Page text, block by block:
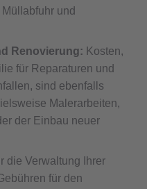
und
Renovierung: Kosten,
für Reparaturen und
sind ebenfalls
Malerarbeiten,
der Einbau neuer
die Verwaltung Ihrer
für den